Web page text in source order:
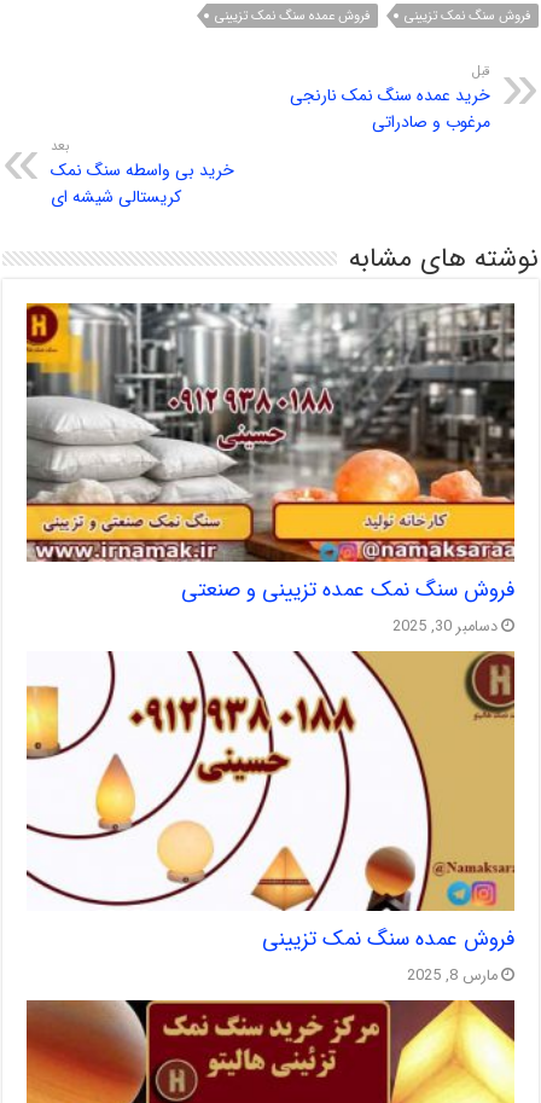
فروش سنگ نمک تزیینی فروش عمده سنگ نمک تزیینی
قبل
خرید عمده سنگ نمک نارنجی
مرغوب و صادراتی
بعد
خرید بی واسطه سنگ نمک
کریستالی شیشه ای
نوشته های مشابه
فروش سنگ نمک عمده تزیینی و صنعتی
دسامبر 30, 2025
فروش عمده سنگ نمک تزیینی
مارس 8, 2025